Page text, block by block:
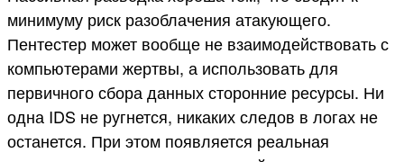
минимуму риск разоблачения атакующего.
Пентестер может вообще не взаимодействовать с
компьютерами жертвы, а использовать для
первичного сбора данных сторонние ресурсы. Ни
одна IDS не ругнется, никаких следов в логах не
останется. При этом появляется реальная